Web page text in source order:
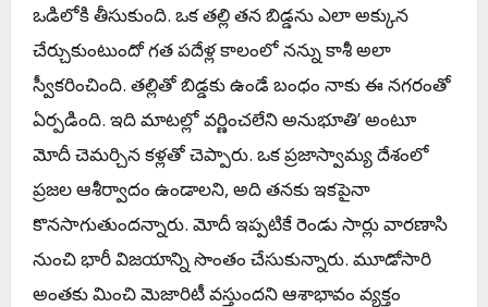
ఒడిలోకి తీసుకుంది. ఒక తల్లి తన బిడ్డను ఎలా అక్కున
చేర్చుకుంటుందో గత పదేళ్ల కాలంలో నన్ను కాశీ అలా
స్వీకరించింది. తల్లితో బిడ్డకు ఉండే బంధం నాకు ఈ నగరంతో
ఏర్పడింది. ఇది మాటల్లో వర్ణించలేని అనుభూతి’ అంటూ
మోదీ చెమర్చిన కళ్లతో చెప్పారు. ఒక ప్రజాస్వామ్య దేశంలో
ప్రజల ఆశీర్వాదం ఉండాలని, అది తనకు ఇకపైనా
కొనసాగుతుందన్నారు. మోదీ ఇప్ప‌టికే రెండు సార్లు వార‌ణాసి
నుంచి భారీ విజయాన్ని సొంతం చేసుకున్నారు. మూడోసారి
అంత‌కు మించి మెజారిటీ వ‌స్తుంద‌ని ఆశాభావం వ్య‌క్తం